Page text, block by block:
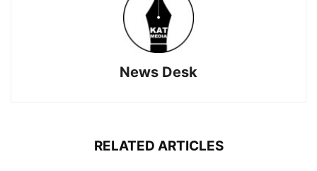
News Desk
RELATED ARTICLES